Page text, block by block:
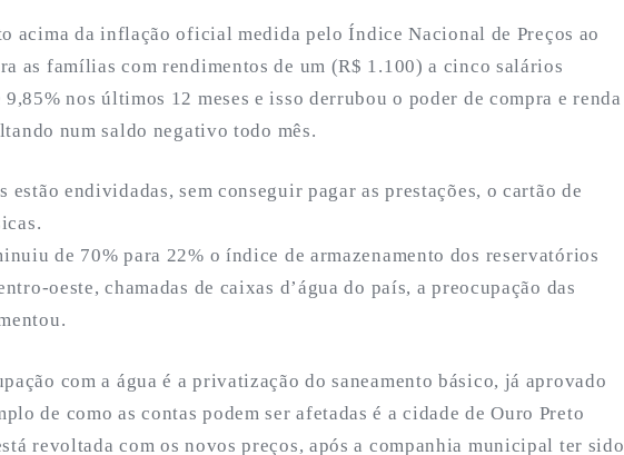
acima da inflação oficial medida pelo Índice Nacional de Preços ao
as famílias com rendimentos de um (R$ 1.100) a cinco salários
nos últimos 12 meses e isso derrubou o poder de compra e renda
num saldo negativo todo mês.
estão endividadas, sem conseguir pagar as prestações, o cartão de
de 70% para 22% o índice de armazenamento dos reservatórios
oeste, chamadas de caixas d’água do país, a preocupação das
com a água é a privatização do saneamento básico, já aprovado
de como as contas podem ser afetadas é a cidade de Ouro Preto
revoltada com os novos preços, após a companhia municipal ter sido